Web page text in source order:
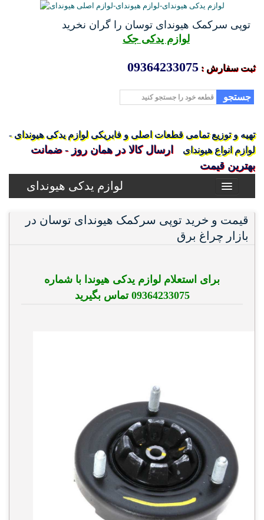
توپی سرکمک هیوندای توسان را گران نخرید
لوازم یدکی جک
ثبت سفارش : 09364233075
جستجو
تهیه و توزیع تمامی قطعات اصلی و فابریکی لوازم یدکی هیوندای -
لوازم انواع هیوندای
ارسال کالا در همان روز - ضمانت
بهترین قیمت
لوازم یدکی هیوندای
قیمت و خرید توپی سرکمک هیوندای توسان در
بازار چراغ برق
برای استعلام لوازم یدکی هیوندا با شماره
09364233075 تماس بگیرید